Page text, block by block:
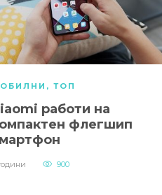
, ТОП
работи на
флегшип
900